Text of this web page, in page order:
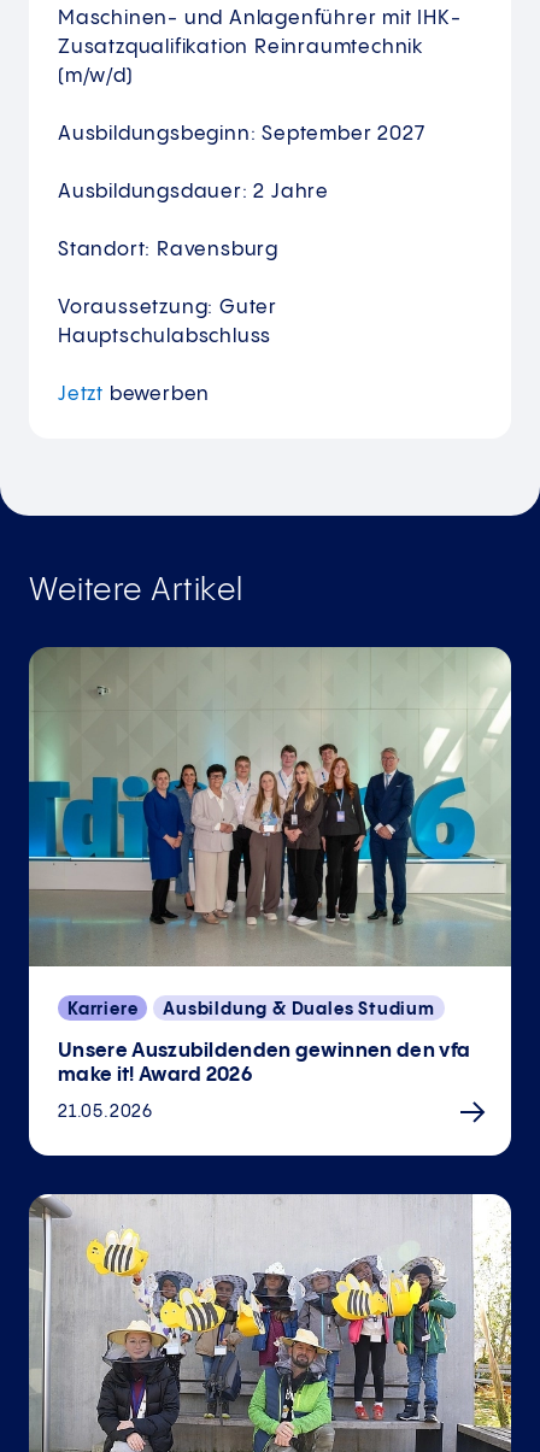
Maschinen- und Anlagenführer mit IHK-
Zusatzqualifikation Reinraumtechnik
(m/w/d)
Ausbildungsbeginn: September 2027
Ausbildungsdauer: 2 Jahre
Standort: Ravensburg
Voraussetzung: Guter
Hauptschulabschluss
Jetzt bewerben
Weitere Artikel
Karriere Ausbildung & Duales Studium
Unsere Auszubildenden gewinnen den vfa
make it! Award 2026
21.05.2026